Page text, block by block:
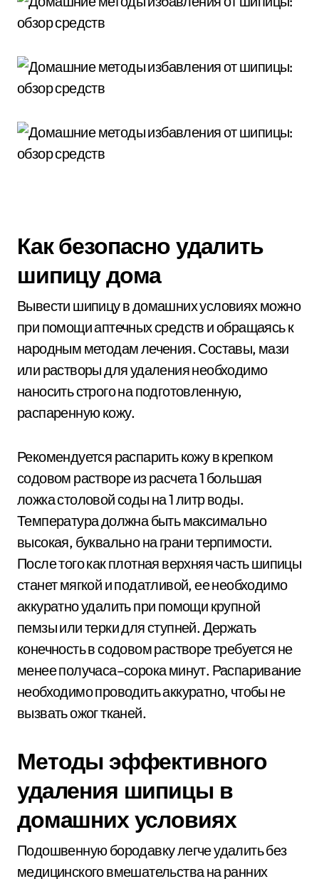
Как безопасно удалить
шипицу дома
Вывести шипицу в домашних условиях можно
при помощи аптечных средств и обращаясь к
народным методам лечения. Составы, мази
или растворы для удаления необходимо
наносить строго на подготовленную,
распаренную кожу.
Рекомендуется распарить кожу в крепком
содовом растворе из расчета 1 большая
ложка столовой соды на 1 литр воды.
Температура должна быть максимально
высокая, буквально на грани терпимости.
После того как плотная верхняя часть шипицы
станет мягкой и податливой, ее необходимо
аккуратно удалить при помощи крупной
пемзы или терки для ступней. Держать
конечность в содовом растворе требуется не
менее получаса–сорока минут. Распаривание
необходимо проводить аккуратно, чтобы не
вызвать ожог тканей.
Методы эффективного
удаления шипицы в
домашних условиях
Подошвенную бородавку легче удалить без
медицинского вмешательства на ранних